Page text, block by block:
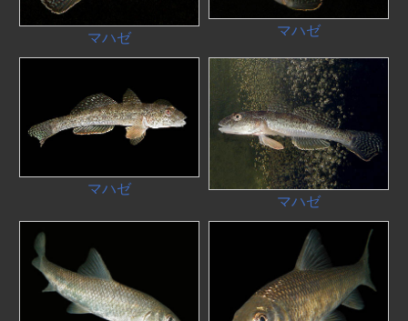
マハゼ マハゼ
マハゼ
マハゼ